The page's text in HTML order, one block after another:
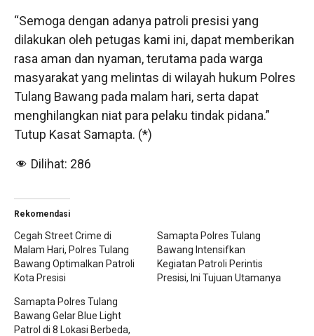
“Semoga dengan adanya patroli presisi yang
dilakukan oleh petugas kami ini, dapat memberikan
rasa aman dan nyaman, terutama pada warga
masyarakat yang melintas di wilayah hukum Polres
Tulang Bawang pada malam hari, serta dapat
menghilangkan niat para pelaku tindak pidana.”
Tutup Kasat Samapta. (*)
Dilihat: 286
Rekomendasi
Cegah Street Crime di
Malam Hari, Polres Tulang
Bawang Optimalkan Patroli
Kota Presisi
Samapta Polres Tulang
Bawang Intensifkan
Kegiatan Patroli Perintis
Presisi, Ini Tujuan Utamanya
Samapta Polres Tulang
Bawang Gelar Blue Light
Patrol di 8 Lokasi Berbeda,